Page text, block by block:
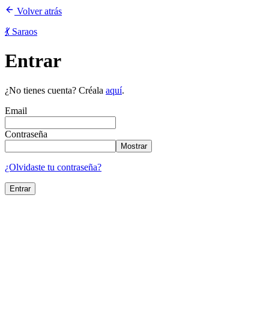
Volver atrás
💃 Saraos
Entrar
¿No tienes cuenta? Créala aquí.
Email
Contraseña
Mostrar
¿Olvidaste tu contraseña?
Entrar